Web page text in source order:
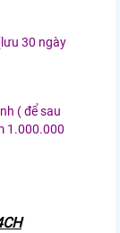
30 ngày
( để sau
1.000.000